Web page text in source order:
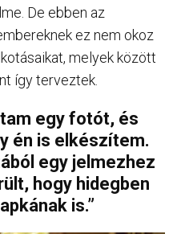
De ebben az
ez nem okoz
melyek között
így terveztek.
egy fotót, és
én is elkészítem.
egy jelmezhez
hogy hidegben
is.”